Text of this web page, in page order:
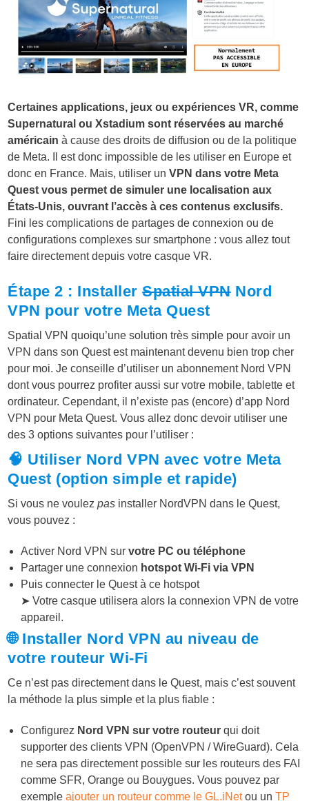
Certaines applications, jeux ou expériences VR, comme
Supernatural ou Xstadium sont réservées au marché
américain à cause des droits de diffusion ou de la politique
de Meta. Il est donc impossible de les utiliser en Europe et
donc en France. Mais, utiliser un VPN dans votre Meta
Quest vous permet de simuler une localisation aux
États-Unis, ouvrant l’accès à ces contenus exclusifs.
Fini les complications de partages de connexion ou de
configurations complexes sur smartphone : vous allez tout
faire directement depuis votre casque VR.
Étape 2 : InstallerSpatial VPNNord
VPN pour votre Meta Quest
Spatial VPN quoiqu’une solution très simple pour avoir un
VPN dans son Quest est maintenant devenu bien trop cher
pour moi. Je conseille d’utiliser un abonnement Nord VPN
dont vous pourrez profiter aussi sur votre mobile, tablette et
ordinateur. Cependant, il n’existe pas (encore) d’app Nord
VPN pour Meta Quest. Vous allez donc devoir utiliser une
des 3 options suivantes pour l’utiliser :
🧠 Utiliser Nord VPN avec votre Meta
Quest (option simple et rapide)
Si vous ne voulezpas installer NordVPN dans le Quest,
vous pouvez :
Activer Nord VPN survotre PC ou téléphone
Partager une connexion hotspot Wi-Fi via VPN
Puis connecter le Quest à ce hotspot
➤ Votre casque utilisera alors la connexion VPN de votre
appareil.
🌐 Installer Nord VPN au niveau de
votre routeur Wi-Fi
Ce n’est pas directement dans le Quest, mais c’est souvent
la méthode la plus simple et la plus fiable :
Configurez Nord VPN sur votre routeur qui doit
supporter des clients VPN (OpenVPN / WireGuard). Cela
ne sera pas directement possible sur les routeurs des FAI
comme SFR, Orange ou Bouygues. Vous pouvez par
exempleajouter un routeur comme le GL.iNetou unTP